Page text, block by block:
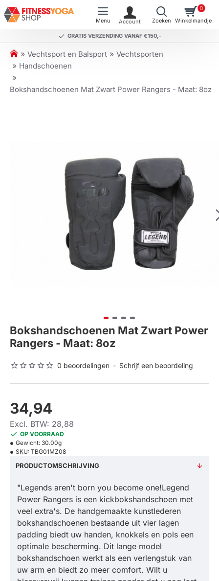
GRATIS VERZENDING VANAF €150,-
0
h
o
e
Vechtsport en Balsport
Vechtsporten
Handschoenen
Bokshandschoenen Mat Zwart Power Rangers - Maat: 8oz
Bokshandschoenen Mat Zwart Power
Rangers - Maat: 8oz
0 beoordelingen - Schrijf een beoordeling
34,94
Excl. BTW: 28,88
OP VOORRAAD
Gewicht: 30.00g
SKU: TBG01MZ08
PRODUCTOMSCHRIJVING
"Legends aren't born you become one!Legend
Power Rangers is een kickbokshandschoen met
veel extra's. De handgemaakte kunstlederen
bokshandschoenen bestaande uit vier lagen
padding biedt uw handen, knokkels en pols een
optimale bescherming. Dit lange model
bokshandschoen werkt als een verlengstuk van
uw arm en biedt zo meer comfort. Wilt u